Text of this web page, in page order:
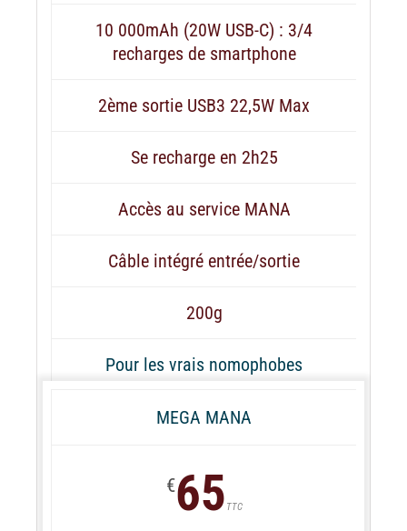
10 000mAh (20W USB-C) : 3/4
recharges de smartphone
2ème sortie USB3 22,5W Max
Se recharge en 2h25
Accès au service MANA
Câble intégré entrée/sortie
200g
Pour les vrais nomophobes
MEGA MANA
€65 TTC